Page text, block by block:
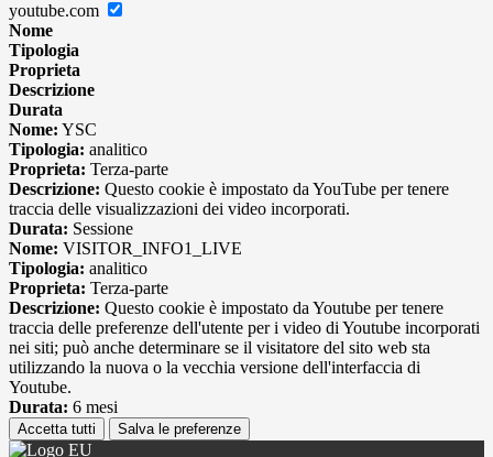
youtube.com
Nome
Tipologia
Proprieta
Descrizione
Durata
Nome: YSC
Tipologia: analitico
Proprieta: Terza-parte
Descrizione: Questo cookie è impostato da YouTube per tenere
traccia delle visualizzazioni dei video incorporati.
Durata: Sessione
Nome: VISITOR_INFO1_LIVE
Tipologia: analitico
Proprieta: Terza-parte
Descrizione: Questo cookie è impostato da Youtube per tenere
traccia delle preferenze dell'utente per i video di Youtube incorporati
nei siti; può anche determinare se il visitatore del sito web sta
utilizzando la nuova o la vecchia versione dell'interfaccia di
Youtube.
Durata: 6 mesi
Accetta tutti Salva le preferenze